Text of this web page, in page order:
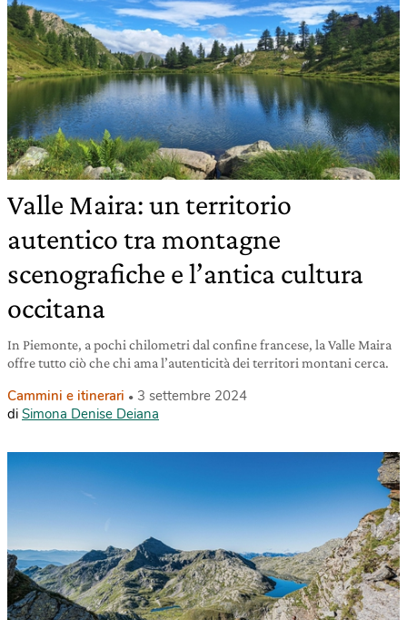
Valle Maira: un territorio
autentico tra montagne
scenografiche e l’antica cultura
occitana
In Piemonte, a pochi chilometri dal confine francese, la Valle Maira
offre tutto ciò che chi ama l’autenticità dei territori montani cerca.
Cammini e itinerari
3 settembre 2024
di Simona Denise Deiana